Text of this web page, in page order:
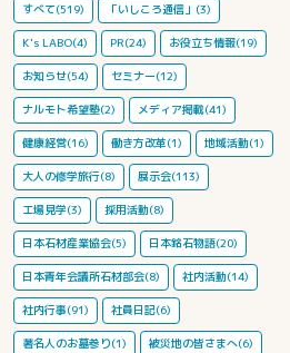
すべて(519) 「いしころ通信」(3)
K's LABO(4) PR(24) お役立ち情報(19)
お知らせ(54) セミナー(12)
ナルモト希望塾(2) メディア掲載(41)
健康経営(16) 働き方改革(1) 地域活動(1)
大人の修学旅行(8) 展示会(113)
工場見学(3) 採用活動(8)
日本石材産業協会(5) 日本銘石物語(20)
日本青年会議所石材部会(8) 社内活動(14)
社内行事(91) 社員日記(6)
著名人のお墓参り(1) 被災地の皆さまへ(6)